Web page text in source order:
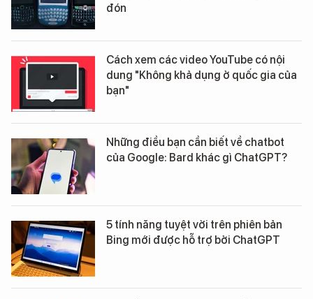
đón
Cách xem các video YouTube có nội
dung "Không khả dụng ở quốc gia của
bạn"
Những điều bạn cần biết về chatbot
của Google: Bard khác gì ChatGPT?
5 tính năng tuyệt vời trên phiên bản
Bing mới được hỗ trợ bởi ChatGPT